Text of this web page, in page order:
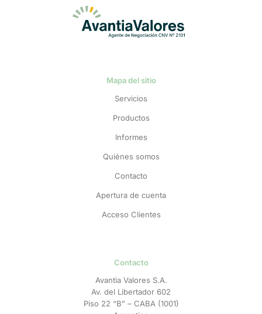
Mapa del sitio
Servicios
Productos
Informes
Quiénes somos
Contacto
Apertura de cuenta
Acceso Clientes
Contacto
Avantia Valores S.A.
Av. del Libertador 602
Piso 22 “B” – CABA (1001)